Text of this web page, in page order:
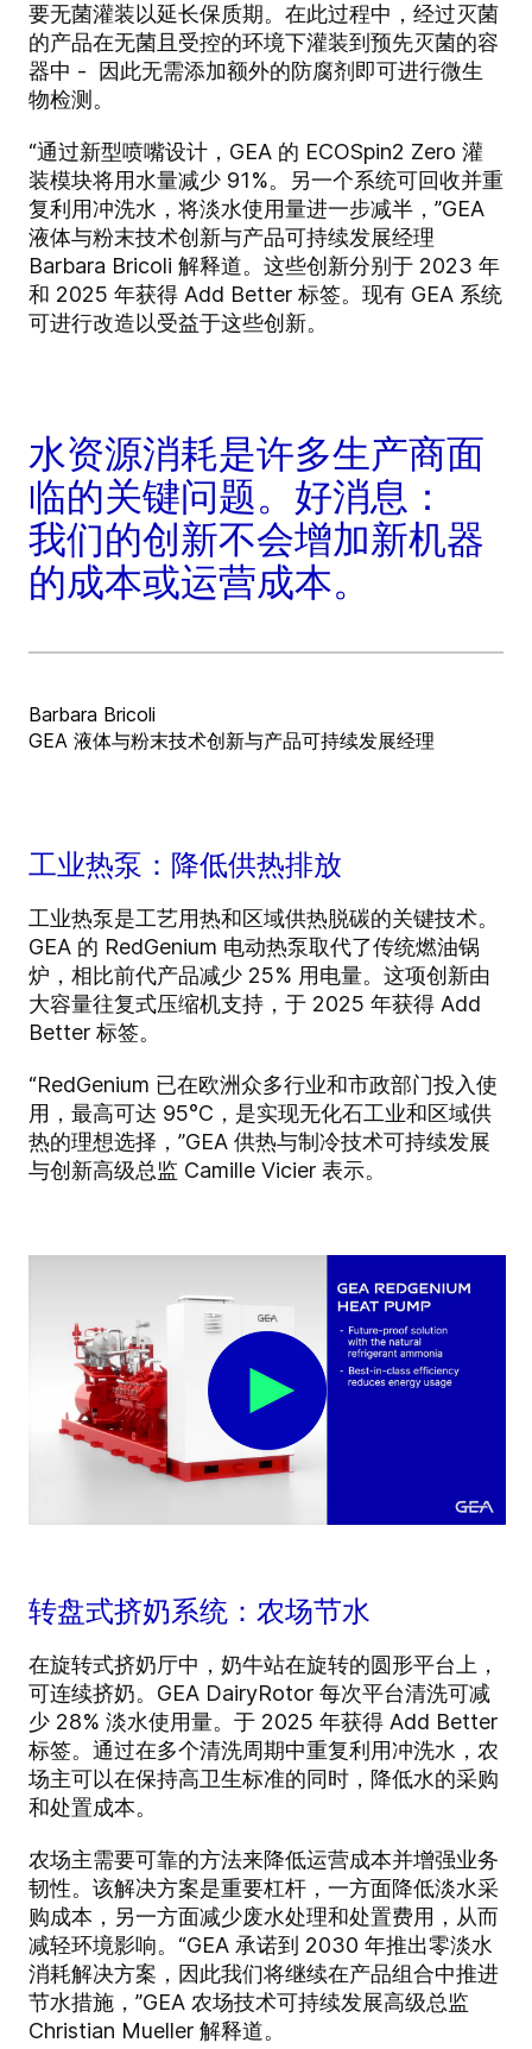
要无菌灌装以延长保质期。在此过程中，经过灭菌
的产品在无菌且受控的环境下灌装到预先灭菌的容
器中 - 因此无需添加额外的防腐剂即可进行微生
物检测。
“通过新型喷嘴设计，GEA 的 ECOSpin2 Zero 灌
装模块将用水量减少 91%。另一个系统可回收并重
复利用冲洗水，将淡水使用量进一步减半，”GEA
液体与粉末技术创新与产品可持续发展经理
Barbara Bricoli 解释道。这些创新分别于 2023 年
和 2025 年获得 Add Better 标签。现有 GEA 系统
可进行改造以受益于这些创新。
水资源消耗是许多生产商面
临的关键问题。好消息：
我们的创新不会增加新机器
的成本或运营成本。
Barbara Bricoli
GEA 液体与粉末技术创新与产品可持续发展经理
工业热泵：降低供热排放
工业热泵是工艺用热和区域供热脱碳的关键技术。
GEA 的 RedGenium 电动热泵取代了传统燃油锅
炉，相比前代产品减少 25% 用电量。这项创新由
大容量往复式压缩机支持，于 2025 年获得 Add
Better 标签。
“RedGenium 已在欧洲众多行业和市政部门投入使
用，最高可达 95°C，是实现无化石工业和区域供
热的理想选择，”GEA 供热与制冷技术可持续发展
与创新高级总监 Camille Vicier 表示。
转盘式挤奶系统：农场节水
在旋转式挤奶厅中，奶牛站在旋转的圆形平台上，
可连续挤奶。GEA DairyRotor 每次平台清洗可减
少 28% 淡水使用量。于 2025 年获得 Add Better
标签。通过在多个清洗周期中重复利用冲洗水，农
场主可以在保持高卫生标准的同时，降低水的采购
和处置成本。
农场主需要可靠的方法来降低运营成本并增强业务
韧性。该解决方案是重要杠杆，一方面降低淡水采
购成本，另一方面减少废水处理和处置费用，从而
减轻环境影响。“GEA 承诺到 2030 年推出零淡水
消耗解决方案，因此我们将继续在产品组合中推进
节水措施，”GEA 农场技术可持续发展高级总监
Christian Mueller 解释道。